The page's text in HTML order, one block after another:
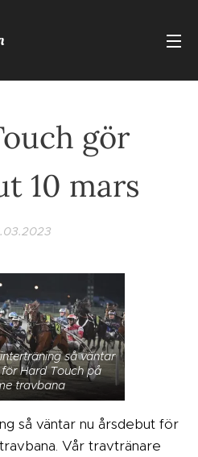
gör
10 mars
så väntar
Hard Touch på
travbana
så väntar nu årsdebut för
Vår travtränare